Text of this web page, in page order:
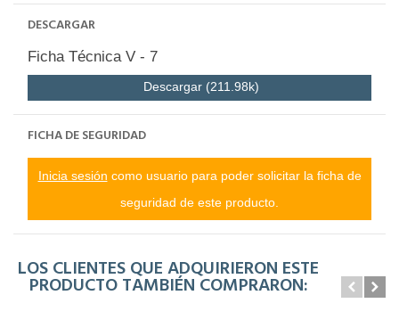
DESCARGAR
Ficha Técnica V - 7
Descargar (211.98k)
FICHA DE SEGURIDAD
Inicia sesión como usuario para poder solicitar la ficha de
seguridad de este producto.
LOS CLIENTES QUE ADQUIRIERON ESTE
PRODUCTO TAMBIÉN COMPRARON: